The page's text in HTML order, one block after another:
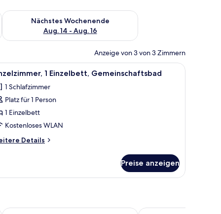
Aug. 7 - Aug. 9.
Nächstes Wochenende
Aug. 14 - Aug. 16
Überprüfe die Verfügbarkeit für nächstes Wochenende, Aug.
Anzeige von 3 von 3 Zimmern
der Wand.
Sessel, einem Schreibtisch mit Telefon und einem Fenster mit Vorhängen.
Ein Zimmer mit zwei Betten, einem
5 1 Einzelbett, Gemeinschaftsbad
1 Schlafzimmer
Platz für 1 Person
1 Einzelbett
Kostenloses WLAN
Details
Preise anzeigen